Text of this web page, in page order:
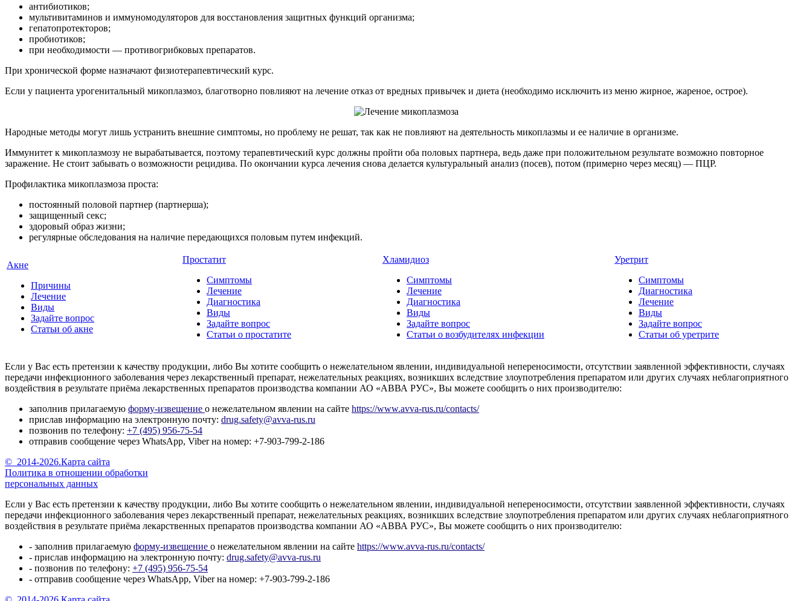
антибиотиков;
мультивитаминов и иммуномодуляторов для восстановления защитных функций организма;
гепатопротекторов;
пробиотиков;
при необходимости — противогрибковых препаратов.
При хронической форме назначают физиотерапевтический курс.
Если у пациента урогенитальный микоплазмоз, благотворно повлияют на лечение отказ от вредных привычек и диета (необходимо исключить из меню жирное, жареное, острое).
Народные методы могут лишь устранить внешние симптомы, но проблему не решат, так как не повлияют на деятельность микоплазмы и ее наличие в организме.
Иммунитет к микоплазмозу не вырабатывается, поэтому терапевтический курс должны пройти оба половых партнера, ведь даже при положительном результате возможно повторное
заражение. Не стоит забывать о возможности рецидива. По окончании курса лечения снова делается культуральный анализ (посев), потом (примерно через месяц) — ПЦР.
Профилактика микоплазмоза проста:
постоянный половой партнер (партнерша);
защищенный секс;
здоровый образ жизни;
регулярные обследования на наличие передающихся половым путем инфекций.
Акне
Причины
Лечение
Виды
Задайте вопрос
Статьи об акне
Простатит
Симптомы
Лечение
Диагностика
Виды
Задайте вопрос
Статьи о простатите
Хламидиоз
Симптомы
Лечение
Диагностика
Виды
Задайте вопрос
Статьи о возбудителях инфекции
Уретрит
Симптомы
Диагностика
Лечение
Виды
Задайте вопрос
Статьи об уретрите
Если у Вас есть претензии к качеству продукции, либо Вы хотите сообщить о нежелательном явлении, индивидуальной непереносимости, отсутствии заявленной эффективности, случаях
передачи инфекционного заболевания через лекарственный препарат, нежелательных реакциях, возникших вследствие злоупотребления препаратом или других случаях неблагоприятного
воздействия в результате приёма лекарственных препаратов производства компании АО «АВВА РУС», Вы можете сообщить о них производителю:
заполнив прилагаемую форму-извещение о нежелательном явлении на сайте https://www.avva-rus.ru/contacts/
прислав информацию на электронную почту: drug.safety@avva-rus.ru
позвонив по телефону: +7 (495) 956-75-54
отправив сообщение через WhatsApp, Viber на номер: +7-903-799-2-186
© 2014-2026.Карта сайта
Политика в отношении обработки
персональных данных
Если у Вас есть претензии к качеству продукции, либо Вы хотите сообщить о нежелательном явлении, индивидуальной непереносимости, отсутствии заявленной эффективности, случаях
передачи инфекционного заболевания через лекарственный препарат, нежелательных реакциях, возникших вследствие злоупотребления препаратом или других случаях неблагоприятного
воздействия в результате приёма лекарственных препаратов производства компании АО «АВВА РУС», Вы можете сообщить о них производителю:
- заполнив прилагаемую форму-извещение о нежелательном явлении на сайте https://www.avva-rus.ru/contacts/
- прислав информацию на электронную почту: drug.safety@avva-rus.ru
- позвонив по телефону: +7 (495) 956-75-54
- отправив сообщение через WhatsApp, Viber на номер: +7-903-799-2-186